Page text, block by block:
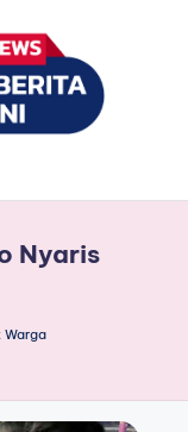
Nyaris
Warga